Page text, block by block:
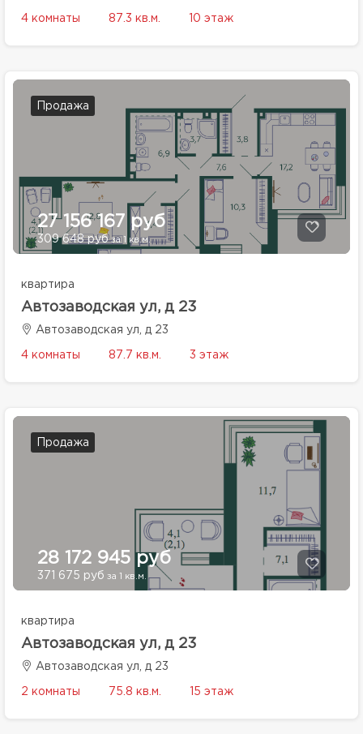
4 комнаты 87.3 кв.м. 10 этаж
Продажа
27 156 167 руб
309 648 рубза 1 кв.м.
квартира
Автозаводская ул, д 23
Автозаводская ул, д 23
4 комнаты 87.7 кв.м. 3 этаж
Продажа
28 172 945 руб
371 675 руб за 1 кв.м.
квартира
Автозаводская ул, д 23
Автозаводская ул, д 23
2 комнаты 75.8 кв.м. 15 этаж